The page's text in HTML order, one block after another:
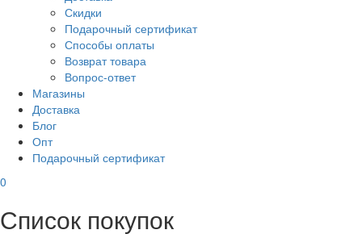
Скидки
Подарочный сертификат
Способы оплаты
Возврат товара
Вопрос-ответ
Магазины
Доставка
Блог
Опт
Подарочный сертификат
0
Список покупок